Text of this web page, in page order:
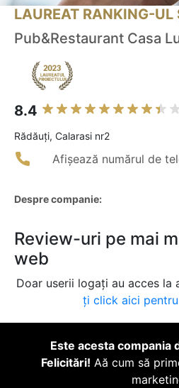
LAUREAT RANKING-UL
Pub&Restaurant Casa
8.4
Rădăuţi, Calarasi nr2
Afișează numărul de
Despre companie:
Review-uri pe mai
web
Doar userii logați au acces la
ți click aici
Este acesta compania
Felicitări! Aă cum să